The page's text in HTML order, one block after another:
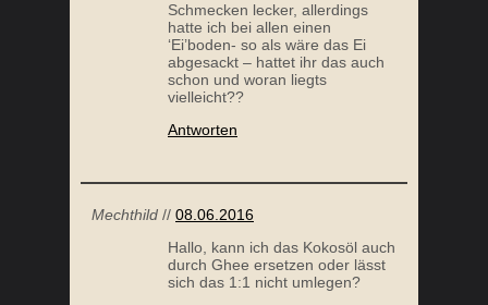
Schmecken lecker, allerdings
hatte ich bei allen einen
‘Ei’boden- so als wäre das Ei
abgesackt – hattet ihr das auch
schon und woran liegts
vielleicht??
Antworten
Mechthild // 08.06.2016
Hallo, kann ich das Kokosöl auch
durch Ghee ersetzen oder lässt
sich das 1:1 nicht umlegen?